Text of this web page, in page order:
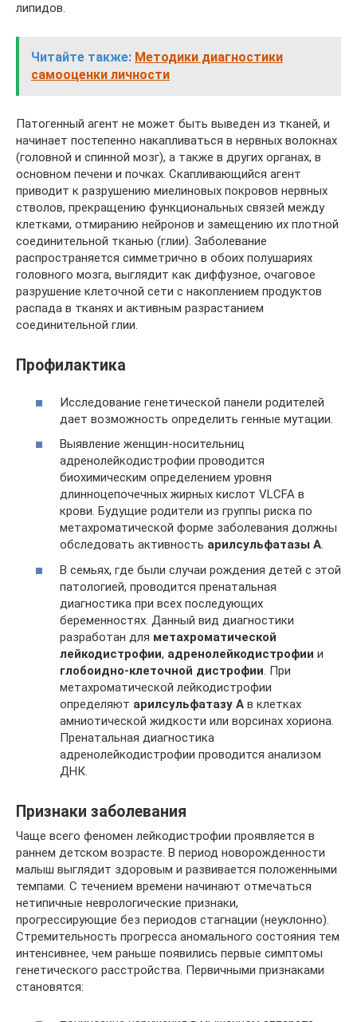
липидов.
Читайте также: Методики диагностики
самооценки личности
Патогенный агент не может быть выведен из тканей, и
начинает постепенно накапливаться в нервных волокнах
(головной и спинной мозг), а также в других органах, в
основном печени и почках. Скапливающийся агент
приводит к разрушению миелиновых покровов нервных
стволов, прекращению функциональных связей между
клетками, отмиранию нейронов и замещению их плотной
соединительной тканью (глии). Заболевание
распространяется симметрично в обоих полушариях
головного мозга, выглядит как диффузное, очаговое
разрушение клеточной сети с накоплением продуктов
распада в тканях и активным разрастанием
соединительной глии.
Профилактика
Исследование генетической панели родителей
дает возможность определить генные мутации.
Выявление женщин-носительниц
адренолейкодистрофии проводится
биохимическим определением уровня
длинноцепочечных жирных кислот VLCFA в
крови. Будущие родители из группы риска по
метахроматической форме заболевания должны
обследовать активность арилсульфатазы А.
В семьях, где были случаи рождения детей с этой
патологией, проводится пренатальная
диагностика при всех последующих
беременностях. Данный вид диагностики
разработан для метахроматической
лейкодистрофии, адренолейкодистрофии и
глобоидно-клеточной дистрофии. При
метахроматической лейкодистрофии
определяют арилсульфатазу А в клетках
амниотической жидкости или ворсинах хориона.
Пренатальная диагностика
адренолейкодистрофии проводится анализом
ДНК.
Признаки заболевания
Чаще всего феномен лейкодистрофии проявляется в
раннем детском возрасте. В период новорожденности
малыш выглядит здоровым и развивается положенными
темпами. С течением времени начинают отмечаться
нетипичные неврологические признаки,
прогрессирующие без периодов стагнации (неуклонно).
Стремительность прогресса аномального состояния тем
интенсивнее, чем раньше появились первые симптомы
генетического расстройства. Первичными признаками
становятся: